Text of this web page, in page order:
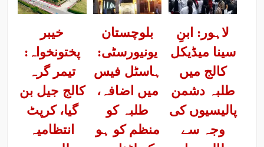
خیبر
پختونخواہ:
تیمر گرہ
کالج جیل بن
گیا، کرپٹ
انتظامیہ
بلوچستان
یونیورسٹی:
ہاسٹل فیس
میں اضافہ،
طلبہ کو
منظم کو ہو
لاہور: ابنِ
سینا میڈیکل
کالج میں
طلبہ دشمن
پالیسیوں کی
وجہ سے